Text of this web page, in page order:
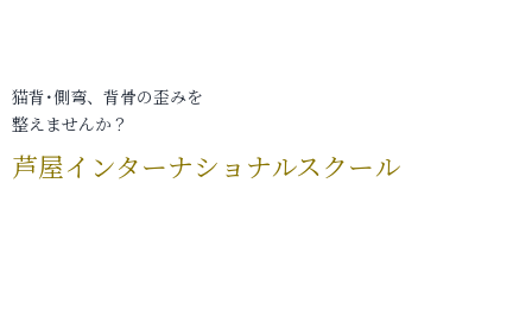
猫背･側弯、背骨の歪みを
整えませんか？
芦屋インターナショナルスクール